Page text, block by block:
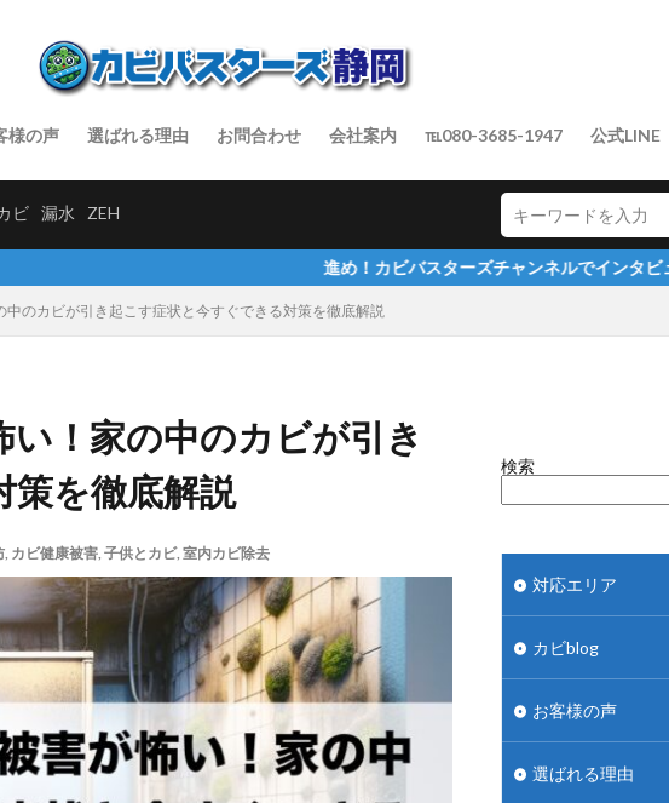
様の声 選ばれる理由 お問合わせ 会社案内 ℡080-3685-1947 公式LINE
ビ 漏水 ZEH
進め！カビバスターズチャンネルでインタビューを受けました！
のカビが引き起こす症状と今すぐできる対策を徹底解説
！家の中のカビが引き
策を徹底解説
, カビ健康被害, 子供とカビ, 室内カビ除去
検索
対応エリア
カビblog
お客様の声
選ばれる理由